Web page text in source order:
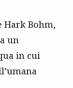
Hark Bohm,
un
in cui